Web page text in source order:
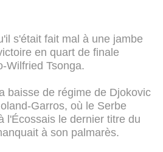
s'était fait mal à une jambe
en quart de finale
Wilfried Tsonga.
baisse de régime de Djokovic
Garros, où le Serbe
l'Écossais le dernier titre du
à son palmarès.